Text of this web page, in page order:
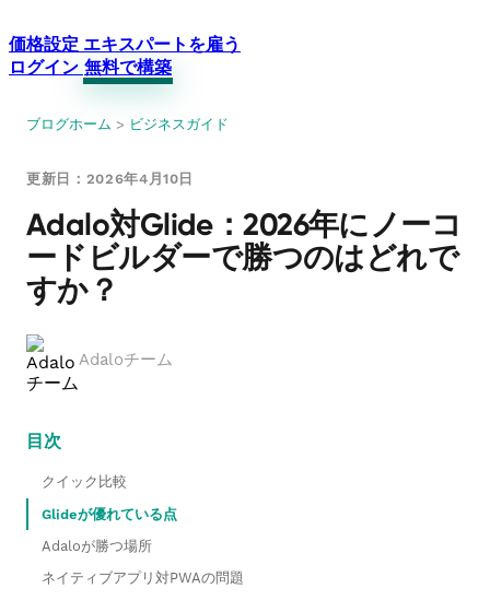
価格設定 エキスパートを雇う
ログイン 無料で構築
ブログホーム > ビジネスガイド
更新日：2026年4月10日
Adalo対Glide：2026年にノーコ
ードビルダーで勝つのはどれで
すか？
Adaloチーム
目次
クイック比較
Glideが優れている点
Adaloが勝つ場所
ネイティブアプリ対PWAの問題